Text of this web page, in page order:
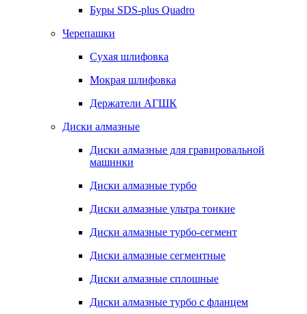
Буры SDS-plus Quadro
Черепашки
Сухая шлифовка
Мокрая шлифовка
Держатели АГШК
Диски алмазные
Диски алмазные для гравировальной
машинки
Диски алмазные турбо
Диски алмазные ультра тонкие
Диски алмазные турбо-сегмент
Диски алмазные сегментные
Диски алмазные сплошные
Диски алмазные турбо с фланцем